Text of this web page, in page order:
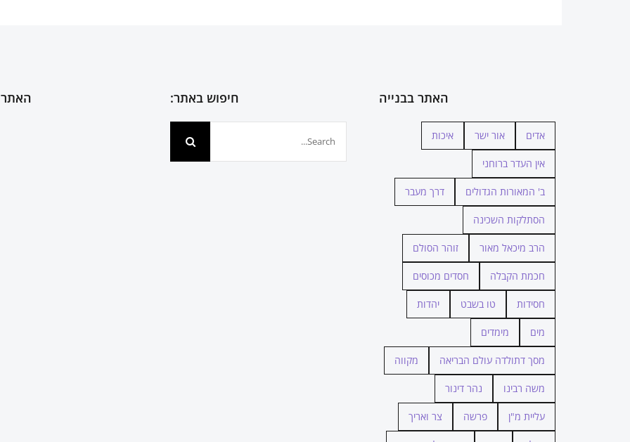
האתר בבנייה
אדים אור ישר איכות
אין העדר ברוחני
ב' המאורות הגדולים דרך מעבר
הסתלקות השכינה
הרב מיכאל מאור זוהר הסולם
חכמת הקבלה חסדים מכוסים
חסידות טו בשבט יהדות
מים מימדים
מסך דתולדה עולם הבריאה מקווה
משה רבינו נהר דינור
עליית מ"ן פרשה צר ואריך
חיפוש באתר: האתר